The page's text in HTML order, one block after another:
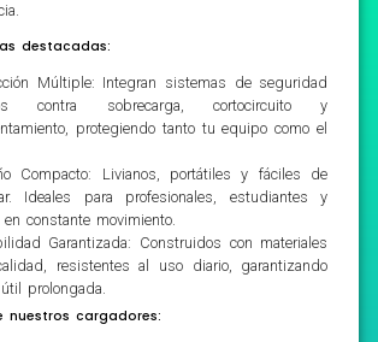
destacadas:
Múltiple: Integran sistemas de seguridad
contra sobrecarga, cortocircuito y
protegiendo tanto tu equipo como el
Compacto: Livianos, portátiles y fáciles de
Ideales para profesionales, estudiantes y
en constante movimiento.
Garantizada: Construidos con materiales
resistentes al uso diario, garantizando
prolongada.
nuestros cargadores: